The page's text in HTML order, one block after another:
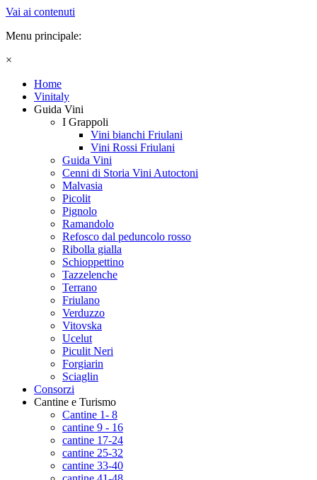
Vai ai contenuti
Menu principale:
×
Home
Vinitaly
Guida Vini
I Grappoli
Vini bianchi Friulani
Vini Rossi Friulani
Guida Vini
Cenni di Storia Vini Autoctoni
Malvasia
Picolit
Pignolo
Ramandolo
Refosco dal peduncolo rosso
Ribolla gialla
Schioppettino
Tazzelenche
Terrano
Friulano
Verduzzo
Vitovska
Ucelut
Piculit Neri
Forgiarin
Sciaglin
Consorzi
Cantine e Turismo
Cantine 1- 8
cantine 9 - 16
cantine 17-24
cantine 25-32
cantine 33-40